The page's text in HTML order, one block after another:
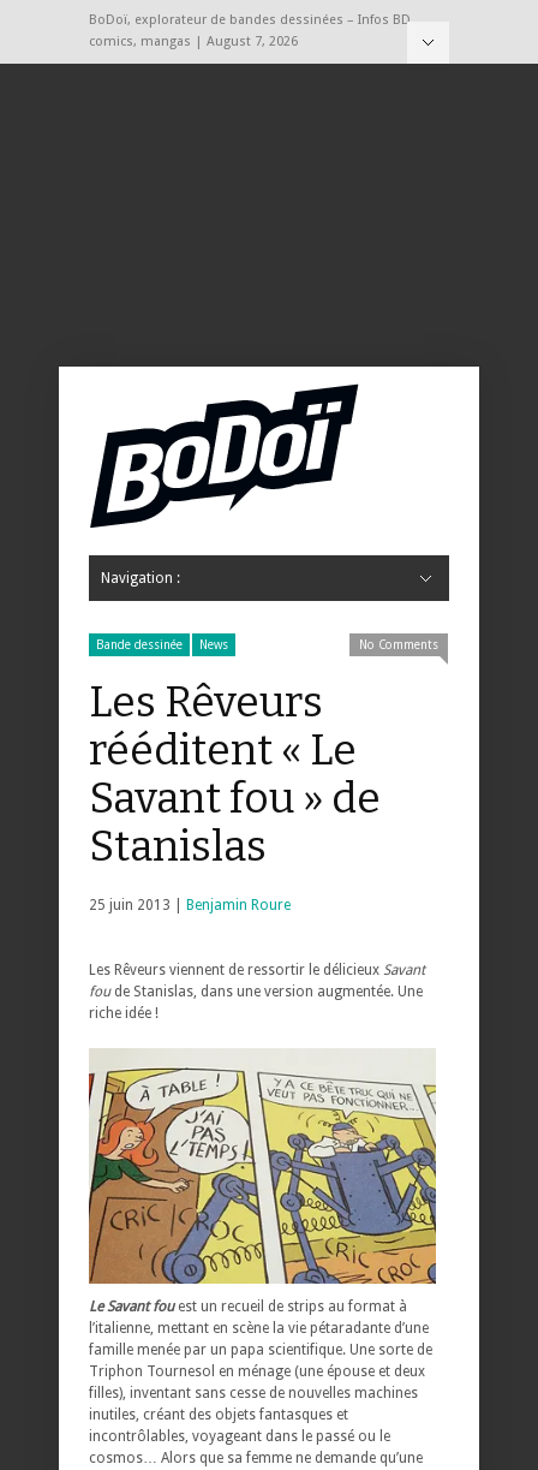
BoDoï, explorateur de bandes dessinées – Infos BD,
comics, mangas | August 7, 2026
Navigation :
Bande dessinée News No Comments
Les Rêveurs
rééditent « Le
Savant fou » de
Stanislas
25 juin 2013 | Benjamin Roure
Les Rêveurs viennent de ressortir le délicieux Savant
foude Stanislas, dans une version augmentée. Une
riche idée !
Le Savant fouest un recueil de strips au format à
l’italienne, mettant en scène la vie pétaradante d’une
famille menée par un papa scientifique. Une sorte de
Triphon Tournesol en ménage (une épouse et deux
filles), inventant sans cesse de nouvelles machines
inutiles, créant des objets fantasques et
incontrôlables, voyageant dans le passé ou le
cosmos… Alors que sa femme ne demande qu’une